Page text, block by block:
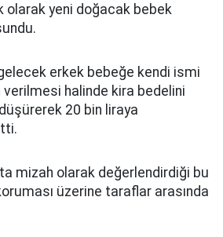
olarak yeni doğacak bebek
erkek bebeğe kendi ismi
verilmesi halinde kira bedelini
20 bin liraya
mizah olarak değerlendirdiği bu
üzerine taraflar arasında